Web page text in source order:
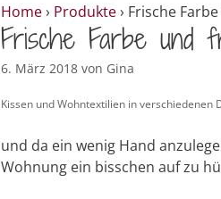
Home› Produkte› Frische
Frische Farbe und
6. März 2018 von Gina
Kissen und Wohntextilien in verschiedenen
und da ein wenig Hand
Wohnung ein bisschen auf zu